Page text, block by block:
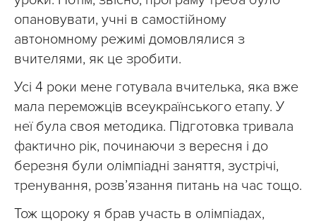
опановувати, учні в самостійному
автономному режимі домовлялися з
вчителями, як це зробити.
Усі 4 роки мене готувала вчителька, яка вже
мала переможців всеукраїнського етапу. У
неї була своя методика. Підготовка тривала
фактично рік, починаючи з вересня і до
березня були олімпіадні заняття, зустрічі,
тренування, розв’язання питань на час тощо.
Тож щороку я брав участь в олімпіадах,